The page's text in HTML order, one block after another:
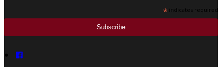
* indicates required